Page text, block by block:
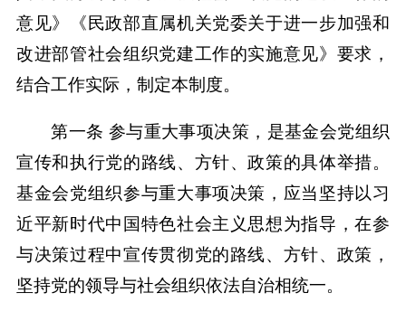
意见》《民政部直属机关党委关于进一步加强和
改进部管社会组织党建工作的实施意见》要求，
结合工作实际，制定本制度。
第一条 参与重大事项决策，是基金会党组织
宣传和执行党的路线、方针、政策的具体举措。
基金会党组织参与重大事项决策，应当坚持以习
近平新时代中国特色社会主义思想为指导，在参
与决策过程中宣传贯彻党的路线、方针、政策，
坚持党的领导与社会组织依法自治相统一。